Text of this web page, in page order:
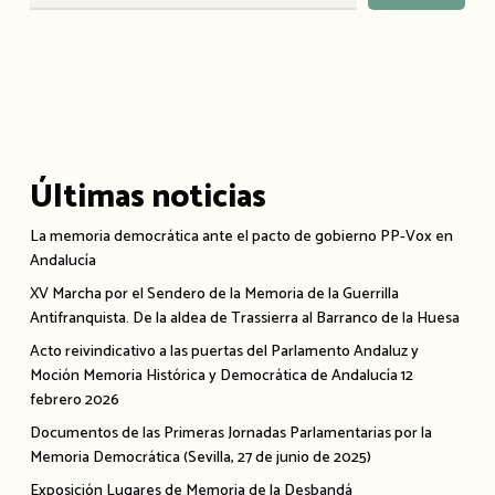
Últimas noticias
La memoria democrática ante el pacto de gobierno PP-Vox en
Andalucía
XV Marcha por el Sendero de la Memoria de la Guerrilla
Antifranquista. De la aldea de Trassierra al Barranco de la Huesa
Acto reivindicativo a las puertas del Parlamento Andaluz y
Moción Memoria Histórica y Democrática de Andalucía 12
febrero 2026
Documentos de las Primeras Jornadas Parlamentarias por la
Memoria Democrática (Sevilla, 27 de junio de 2025)